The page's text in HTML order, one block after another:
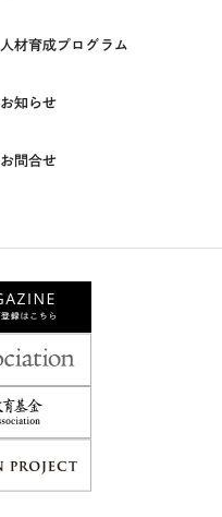
人材育成プログラム
お知らせ
お問合せ